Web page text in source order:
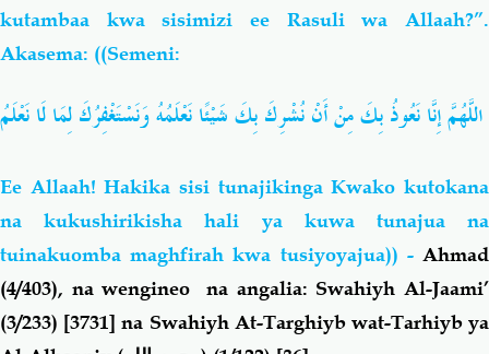
kutambaa kwa sisimizi ee Rasuli wa Allaah?”.
Akasema: ((Semeni:
اللَّهُمَّإِنَّانَعُوذُبِكَمِنْأَنْنُشْرِكَبِكَشَيْئًانَعْلَمُهُوَنَسْتَغْفِرُكَلِمَالَانَعْلَمُ
Ee Allaah! Hakika sisi tunajikinga Kwako kutokana
na kukushirikisha hali ya kuwa tunajua na
tuinakuomba maghfirah kwa tusiyoyajua)) - Ahmad
(4/403), na wengineo na angalia: Swahiyh Al-Jaami’
(3/233) [3731] na Swahiyh At-Targhiyb wat-Tarhiyb ya